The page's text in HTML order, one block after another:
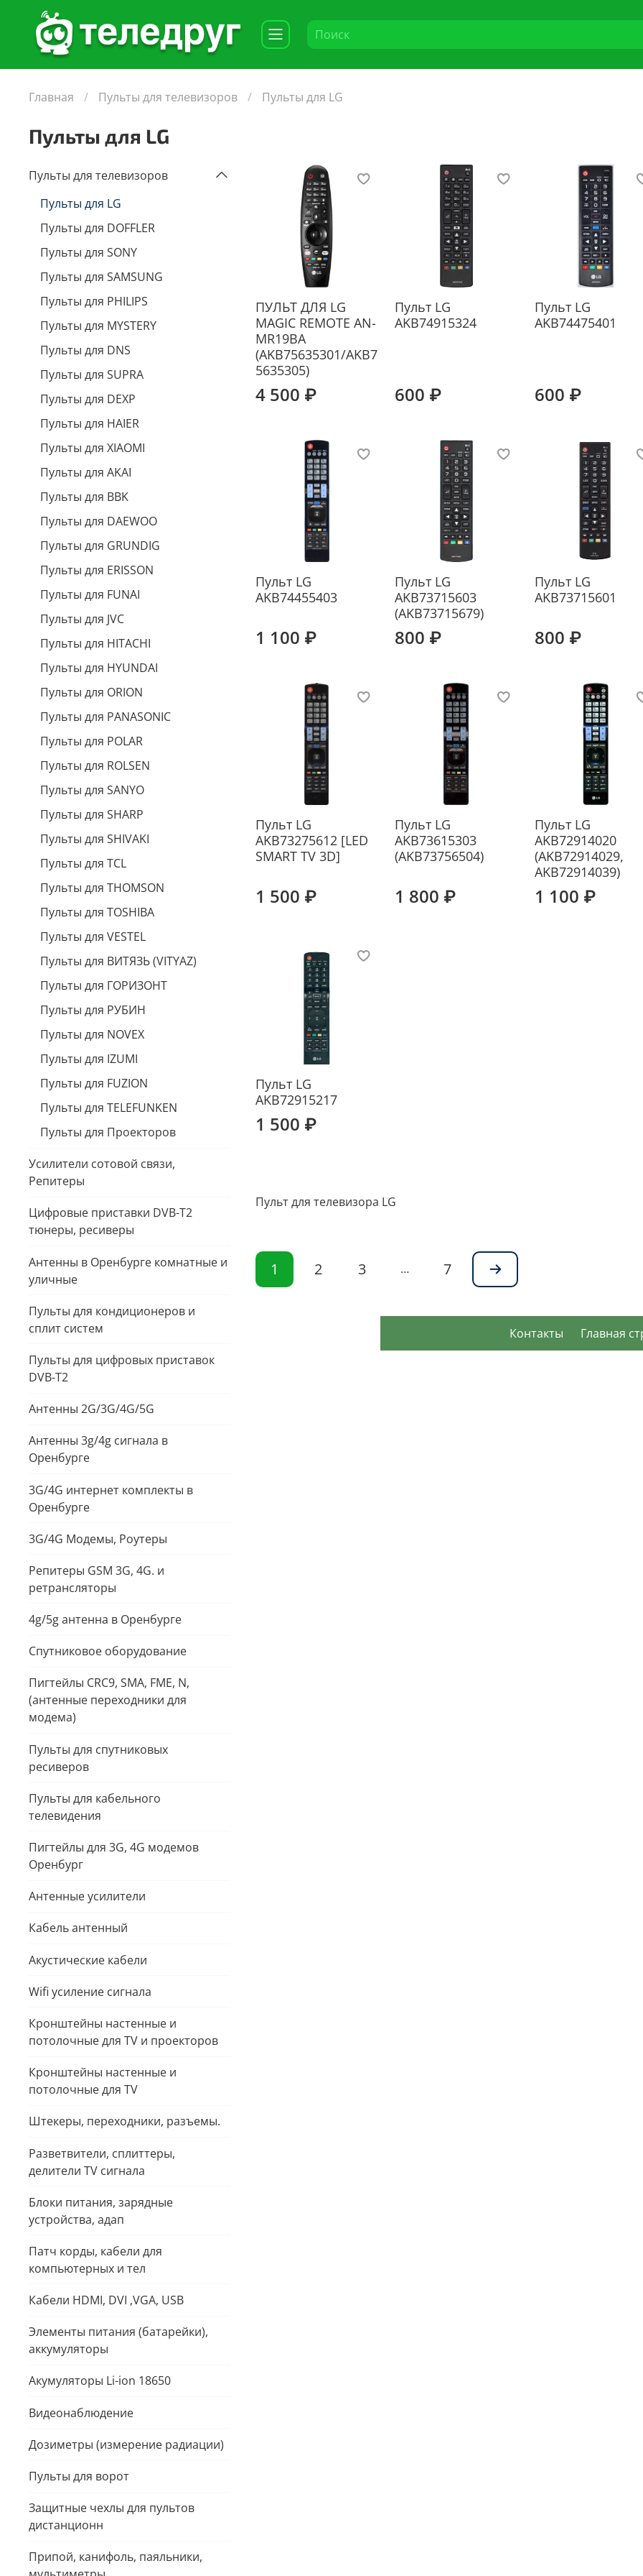
Главная Пульты для телевизоров Пульты для LG
Пульты для LG
ПУЛЬТ ДЛЯ LG
MAGIC REMOTE AN-
MR19BA
(AKB75635301/AKB7
5635305)
4 500 ₽
Пульт LG
AKB74915324
600 ₽
Пульт LG
AKB74475401
600 ₽
Пульт LG
AKB74455403
1 100 ₽
Пульт LG
AKB73715603
(AKB73715679)
800 ₽
Пульт LG
AKB73715601
800 ₽
Пульт LG
AKB73275612 [LED
SMART TV 3D]
1 500 ₽
Пульт LG
AKB73615303
(AKB73756504)
1 800 ₽
Пульт LG
AKB72914020
(AKB72914029,
AKB72914039)
1 100 ₽
Пульт LG
AKB72915217
1 500 ₽
Пульт для телевизора LG
1 2 3 … 7
Контакты Главная
Пульты для телевизоров
Пульты для LG
Пульты для DOFFLER
Пульты для SONY
Пульты для SAMSUNG
Пульты для PHILIPS
Пульты для MYSTERY
Пульты для DNS
Пульты для SUPRA
Пульты для DEXP
Пульты для HAIER
Пульты для XIAOMI
Пульты для AKAI
Пульты для BBK
Пульты для DAEWOO
Пульты для GRUNDIG
Пульты для ERISSON
Пульты для FUNAI
Пульты для JVC
Пульты для HITACHI
Пульты для HYUNDAI
Пульты для ORION
Пульты для PANASONIC
Пульты для POLAR
Пульты для ROLSEN
Пульты для SANYO
Пульты для SHARP
Пульты для SHIVAKI
Пульты для TCL
Пульты для THOMSON
Пульты для TOSHIBA
Пульты для VESTEL
Пульты для ВИТЯЗЬ (VITYAZ)
Пульты для ГОРИЗОНТ
Пульты для РУБИН
Пульты для NOVEX
Пульты для IZUMI
Пульты для FUZION
Пульты для TELEFUNKEN
Пульты для Проекторов
Усилители сотовой связи,
Репитеры
Цифровые приставки DVB-T2
тюнеры, ресиверы
Антенны в Оренбурге комнатные и
уличные
Пульты для кондиционеров и
сплит систем
Пульты для цифровых приставок
DVB-T2
Антенны 2G/3G/4G/5G
Антенны 3g/4g сигнала в
Оренбурге
3G/4G интернет комплекты в
Оренбурге
3G/4G Модемы, Роутеры
Репитеры GSM 3G, 4G. и
ретрансляторы
4g/5g антенна в Оренбурге
Спутниковое оборудование
Пигтейлы CRC9, SMA, FME, N,
(антенные переходники для
модема)
Пульты для спутниковых
ресиверов
Пульты для кабельного
телевидения
Пигтейлы для 3G, 4G модемов
Оренбург
Антенные уcилители
Кабель антенный
Акустические кабели
Wifi усиление сигнала
Кронштейны настенные и
потолочные для TV и проекторов
Кронштейны настенные и
потолочные для TV
Штекеры, переходники, разъемы.
Разветвители, сплиттеры,
делители TV сигнала
Блоки питания, зарядные
устройства, адап
Патч корды, кабели для
компьютерных и тел
Кабели HDMI, DVI ,VGA, USB
Элементы питания (батарейки),
аккумуляторы
Акумуляторы Li-ion 18650
Видеонаблюдение
Дозиметры (измерение радиации)
Пульты для ворот
Защитные чехлы для пультов
дистанционн
Припой, канифоль, паяльники,